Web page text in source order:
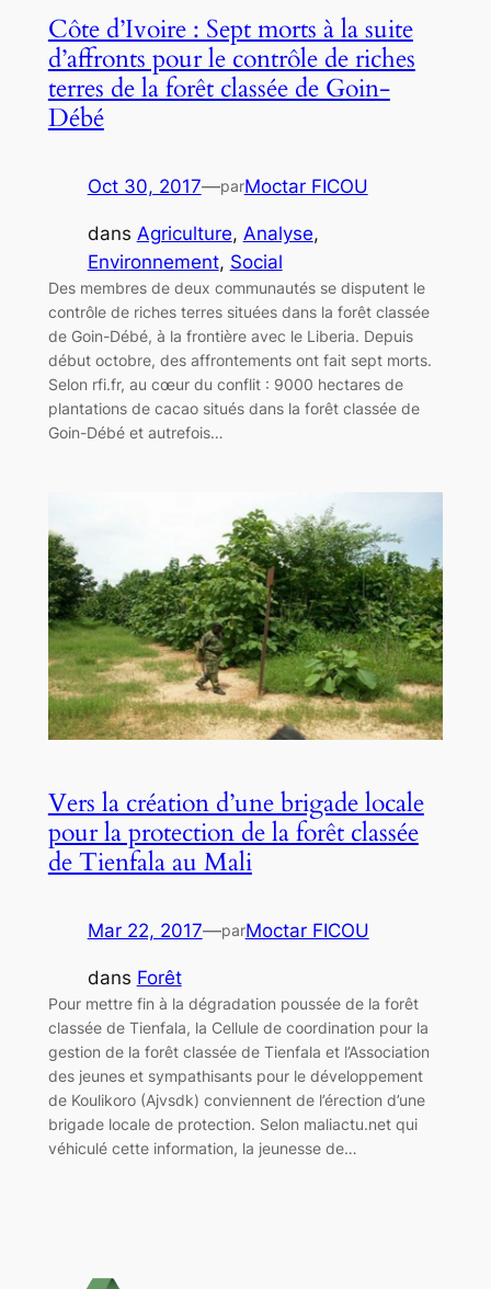
Côte d’Ivoire : Sept morts à la suite
d’affronts pour le contrôle de riches
terres de la forêt classée de Goin-
Débé
Oct 30, 2017—parMoctar FICOU
dans Agriculture, Analyse
Environnement, Social
Des membres de deux communautés se disputent le
contrôle de riches terres situées dans la forêt classée
de Goin-Débé, à la frontière avec le Liberia. Depuis
début octobre, des affrontements ont fait sept morts.
Selon rfi.fr, au cœur du conflit : 9000 hectares de
plantations de cacao situés dans la forêt classée de
Goin-Débé et autrefois…
Vers la création d’une brigade locale
pour la protection de la forêt classée
de Tienfala au Mali
Mar 22, 2017—parMoctar FICOU
dans Forêt
Pour mettre fin à la dégradation poussée de la forêt
classée de Tienfala, la Cellule de coordination pour la
gestion de la forêt classée de Tienfala et l’Association
des jeunes et sympathisants pour le développement
de Koulikoro (Ajvsdk) conviennent de l’érection d’une
brigade locale de protection. Selon maliactu.net qui
véhiculé cette information, la jeunesse de…